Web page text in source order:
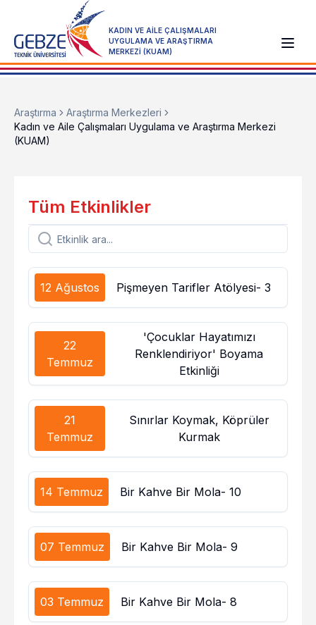
KADIN VE AİLE ÇALIŞMALARI
UYGULAMA VE ARAŞTIRMA
MERKEZİ (KUAM)
Araştırma
Araştırma Merkezleri
Kadın ve Aile Çalışmaları Uygulama ve Araştırma Merkezi
(KUAM)
Tüm Etkinlikler
12 Ağustos Pişmeyen Tarifler Atölyesi- 3
22
Temmuz
'Çocuklar Hayatımızı
Renklendiriyor' Boyama
Etkinliği
21
Temmuz
Sınırlar Koymak, Köprüler
Kurmak
14 Temmuz Bir Kahve Bir Mola- 10
07 Temmuz Bir Kahve Bir Mola- 9
03 Temmuz Bir Kahve Bir Mola- 8